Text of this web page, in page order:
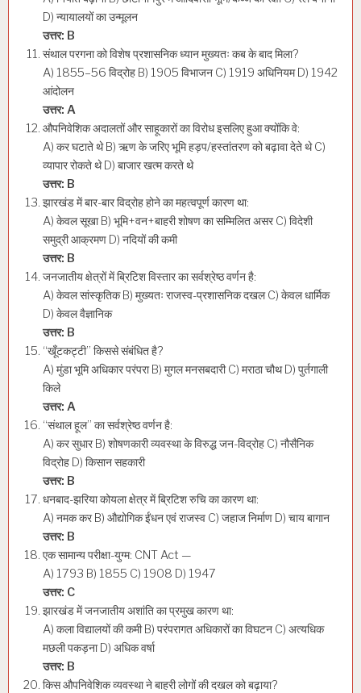
D) न्यायालयों का उन्मूलन
उत्तर: B
संथाल परगना को विशेष प्रशासनिक ध्यान मुख्यतः कब के बाद मिला?
A) 1855–56 विद्रोह B) 1905 विभाजन C) 1919 अधिनियम D) 1942
आंदोलन
उत्तर: A
औपनिवेशिक अदालतों और साहूकारों का विरोध इसलिए हुआ क्योंकि वे:
A) कर घटाते थे B) ऋण के जरिए भूमि हड़प/हस्तांतरण को बढ़ावा देते थे C)
व्यापार रोकते थे D) बाजार खत्म करते थे
उत्तर: B
झारखंड में बार-बार विद्रोह होने का महत्वपूर्ण कारण था:
A) केवल सूखा B) भूमि+वन+बाहरी शोषण का सम्मिलित असर C) विदेशी
समुद्री आक्रमण D) नदियों की कमी
उत्तर: B
जनजातीय क्षेत्रों में ब्रिटिश विस्तार का सर्वश्रेष्ठ वर्णन है:
A) केवल सांस्कृतिक B) मुख्यतः राजस्व-प्रशासनिक दखल C) केवल धार्मिक
D) केवल वैज्ञानिक
उत्तर: B
“खूँटकट्टी” किससे संबंधित है?
A) मुंडा भूमि अधिकार परंपरा B) मुगल मनसबदारी C) मराठा चौथ D) पुर्तगाली
किले
उत्तर: A
“संथाल हूल” का सर्वश्रेष्ठ वर्णन है:
A) कर सुधार B) शोषणकारी व्यवस्था के विरुद्ध जन-विद्रोह C) नौसैनिक
विद्रोह D) किसान सहकारी
उत्तर: B
धनबाद-झरिया कोयला क्षेत्र में ब्रिटिश रुचि का कारण था:
A) नमक कर B) औद्योगिक ईंधन एवं राजस्व C) जहाज निर्माण D) चाय बागान
उत्तर: B
एक सामान्य परीक्षा-युग्म: CNT Act —
A) 1793 B) 1855 C) 1908 D) 1947
उत्तर: C
झारखंड में जनजातीय अशांति का प्रमुख कारण था:
A) कला विद्यालयों की कमी B) परंपरागत अधिकारों का विघटन C) अत्यधिक
मछली पकड़ना D) अधिक वर्षा
उत्तर: B
किस औपनिवेशिक व्यवस्था ने बाहरी लोगों की दखल को बढ़ाया?